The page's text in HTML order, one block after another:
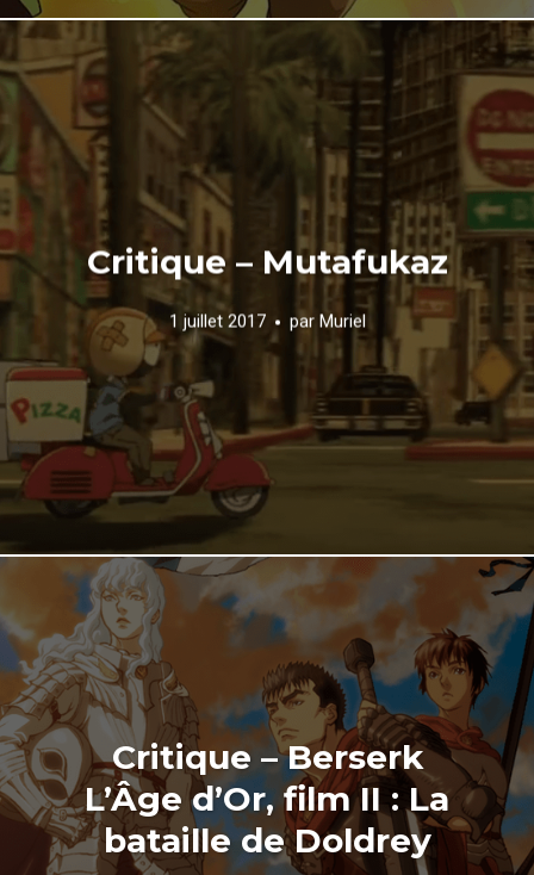
Critique – Mutafukaz
1 juillet 2017 par Muriel
Critique – Berserk
L’Âge d’Or, film II : La
bataille de Doldrey